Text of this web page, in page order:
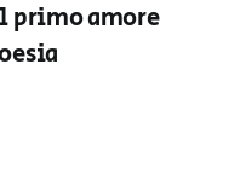
primo amore